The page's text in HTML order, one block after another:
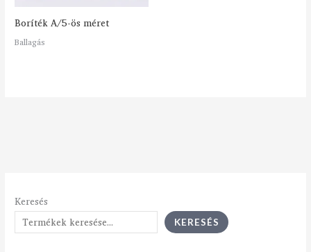
Keresés
KERESÉS
Boríték A/5-ös méret
Ballagás